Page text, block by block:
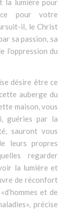
la lumière pour
pour votre
il, le Christ
sa passion, sa
l’oppression du
désire être ce
auberge du
maison, vous
guéries par la
sauront vous
leurs propres
regarder
la lumière et
de réconfort
d’hommes et de
», précise